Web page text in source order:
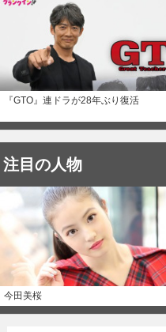
『GTO』連ドラが28年ぶり復活
注目の人物
今田美桜